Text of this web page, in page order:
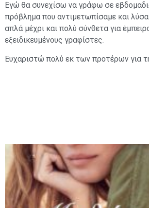
Εγώ θα συνεχίσω να γράφω σε
πρόβλημα που αντιμετωπίσαμε και
απλά μέχρι και πολύ σύνθετα για
εξειδικευμένους γραφίστες.
Ευχαριστώ πολύ εκ των προτέρων για